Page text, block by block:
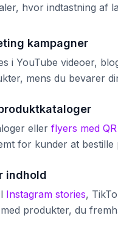
hvor indtastning af
kampagner
i YouTube videoer,
mens du bevarer
eller flyers med
for kunder at
indhold
Instagram stories,
produkter, du